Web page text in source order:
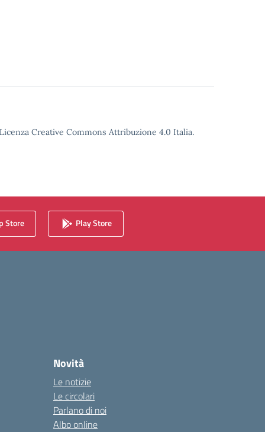
Creative Commons Attribuzione 4.0 Italia.
Store Play Store
Novità
Le notizie
Le circolari
Parlano di noi
Albo online